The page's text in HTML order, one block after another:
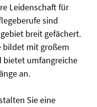
Leidenschaft für
sind
breit gefächert.
bildet mit großem
bietet umfangreiche
an.
Sie eine